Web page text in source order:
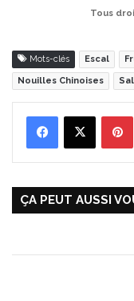
Tous
Mots-clés Escal
Nouilles Chinoises
ÇA PEUT AUSSI